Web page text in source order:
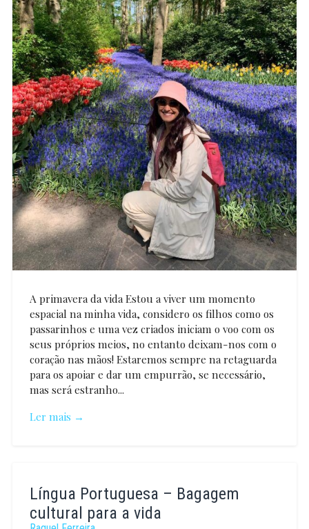
A primavera da vida Estou a viver um momento
espacial na minha vida, considero os filhos como os
passarinhos e uma vez criados iniciam o voo com os
seus próprios meios, no entanto deixam-nos com o
coração nas mãos! Estaremos sempre na retaguarda
para os apoiar e dar um empurrão, se necessário,
mas será estranho...
Ler mais →
Valente
Língua Portuguesa – Bagagem
cultural para a vida